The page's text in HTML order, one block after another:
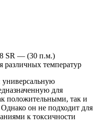
SR — (30 п.м.)
различных температур
универсальную
для
положительными, так и
он не подходит для
к токсичности